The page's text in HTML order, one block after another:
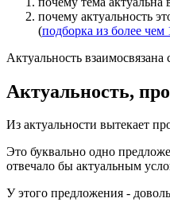
почему актуальность
(подборка из более
Актуальность взаимосвязана
Актуальность,
Из актуальности вытекает
Это буквально одно
отвечало бы актуальным
У этого предложения -